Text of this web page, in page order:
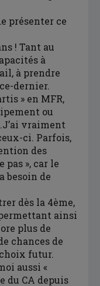
présenter ce
! Tant au
à
à prendre
dernier.
» en MFR,
ou
vraiment
ci. Parfois,
des
pas », car le
besoin de
dès la 4ème,
ainsi
plus de
chances de
futur.
aussi «
du CA depuis